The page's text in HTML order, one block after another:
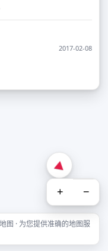
2017-02-08
+ −
图 · 为您提供准确的地图服